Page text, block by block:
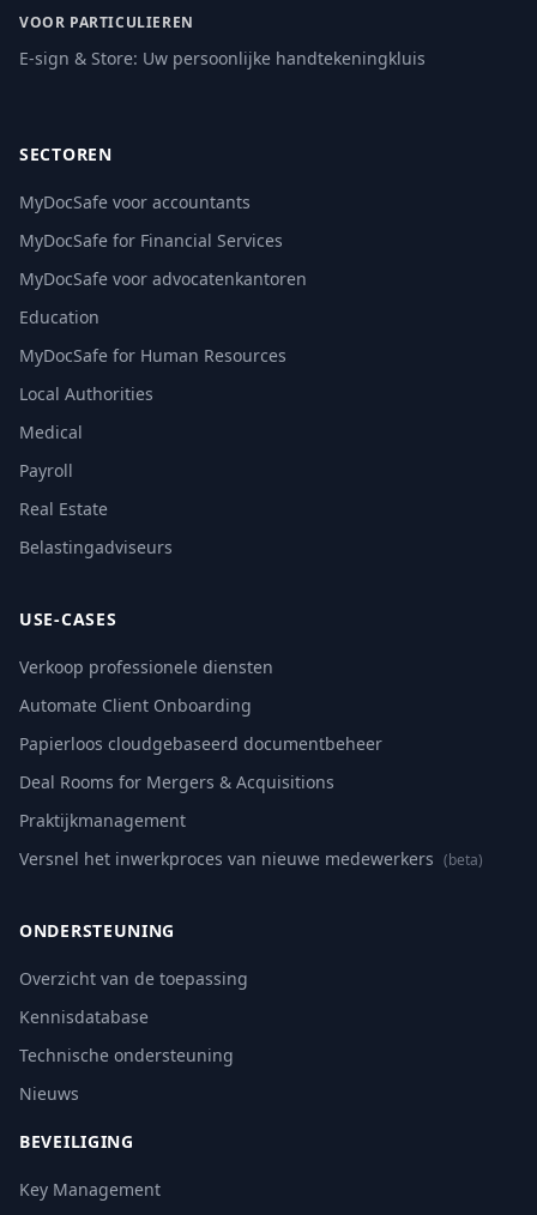
VOOR PARTICULIEREN
E-sign & Store: Uw persoonlijke handtekeningkluis
SECTOREN
MyDocSafe voor accountants
MyDocSafe for Financial Services
MyDocSafe voor advocatenkantoren
Education
MyDocSafe for Human Resources
Local Authorities
Medical
Payroll
Real Estate
Belastingadviseurs
USE-CASES
Verkoop professionele diensten
Automate Client Onboarding
Papierloos cloudgebaseerd documentbeheer
Deal Rooms for Mergers & Acquisitions
Praktijkmanagement
Versnel het inwerkproces van nieuwe medewerkers (beta)
ONDERSTEUNING
Overzicht van de toepassing
Kennisdatabase
Technische ondersteuning
Nieuws
BEVEILIGING
Key Management